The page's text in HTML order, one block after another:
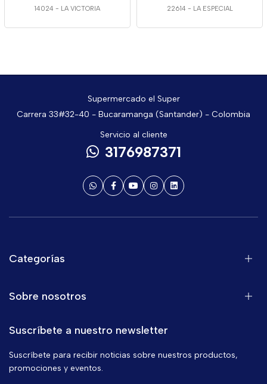
14024 - LA VICTORIA 22614 - LA ESPECIAL
Supermercado el Super
Carrera 33#32-40 - Bucaramanga (Santander) - Colombia
Servicio al cliente
3176987371
Categorías
Sobre nosotros
Suscríbete a nuestro newsletter
Suscríbete para recibir noticias sobre nuestros productos,
promociones y eventos.